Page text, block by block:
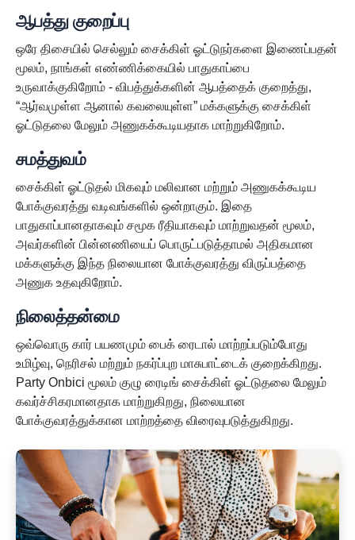
ஆபத்து குறைப்பு
ஒரே திசையில் செல்லும் சைக்கிள் ஓட்டுநர்களை இணைப்பதன்
மூலம், நாங்கள் எண்ணிக்கையில் பாதுகாப்பை
உருவாக்குகிறோம் - விபத்துக்களின் ஆபத்தைக் குறைத்து,
“ஆர்வமுள்ள ஆனால் கவலையுள்ள” மக்களுக்கு சைக்கிள்
ஓட்டுதலை மேலும் அணுகக்கூடியதாக மாற்றுகிறோம்.
சமத்துவம்
சைக்கிள் ஓட்டுதல் மிகவும் மலிவான மற்றும் அணுகக்கூடிய
போக்குவரத்து வடிவங்களில் ஒன்றாகும். இதை
பாதுகாப்பானதாகவும் சமூக ரீதியாகவும் மாற்றுவதன் மூலம்,
அவர்களின் பின்னணியைப் பொருட்படுத்தாமல் அதிகமான
மக்களுக்கு இந்த நிலையான போக்குவரத்து விருப்பத்தை
அணுக உதவுகிறோம்.
நிலைத்தன்மை
ஒவ்வொரு கார் பயணமும் பைக் ரைடால் மாற்றப்படும்போது
உமிழ்வு, நெரிசல் மற்றும் நகர்ப்புற மாசுபாட்டைக் குறைக்கிறது.
Party Onbici மூலம் குழு ரைடிங் சைக்கிள் ஓட்டுதலை மேலும்
கவர்ச்சிகரமானதாக மாற்றுகிறது, நிலையான
போக்குவரத்துக்கான மாற்றத்தை விரைவுபடுத்துகிறது.